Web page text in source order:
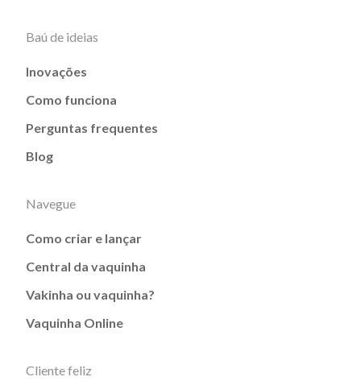
Baú de ideias
Inovações
Como funciona
Perguntas frequentes
Blog
Navegue
Como criar e lançar
Central da vaquinha
Vakinha ou vaquinha?
Vaquinha Online
Cliente feliz